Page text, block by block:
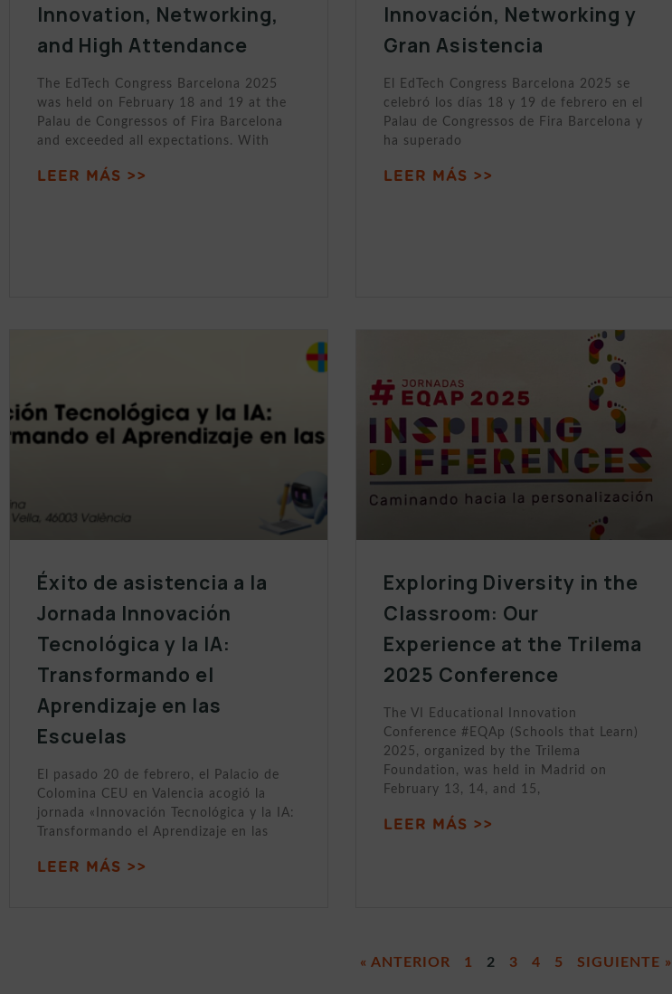
Innovation, Networking,
and High Attendance
The EdTech Congress Barcelona 2025
was held on February 18 and 19 at the
Palau de Congressos of Fira Barcelona
and exceeded all expectations. With
LEER MÁS >>
Innovación, Networking y
Gran Asistencia
El EdTech Congress Barcelona 2025 se
celebró los días 18 y 19 de febrero en el
Palau de Congressos de Fira Barcelona y
ha superado
LEER MÁS >>
Éxito de asistencia a la
Jornada Innovación
Tecnológica y la IA:
Transformando el
Aprendizaje en las
Escuelas
El pasado 20 de febrero, el Palacio de
Colomina CEU en Valencia acogió la
jornada «Innovación Tecnológica y la IA:
Transformando el Aprendizaje en las
LEER MÁS >>
Exploring Diversity in the
Classroom: Our
Experience at the Trilema
2025 Conference
The VI Educational Innovation
Conference #EQAp (Schools that Learn)
2025, organized by the Trilema
Foundation, was held in Madrid on
February 13, 14, and 15,
LEER MÁS >>
« ANTERIOR 1 2 3 4 5 SIGUIENTE »